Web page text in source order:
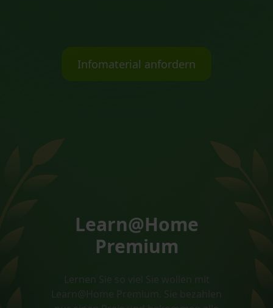
Infomaterial anfordern
Learn@Home
Premium